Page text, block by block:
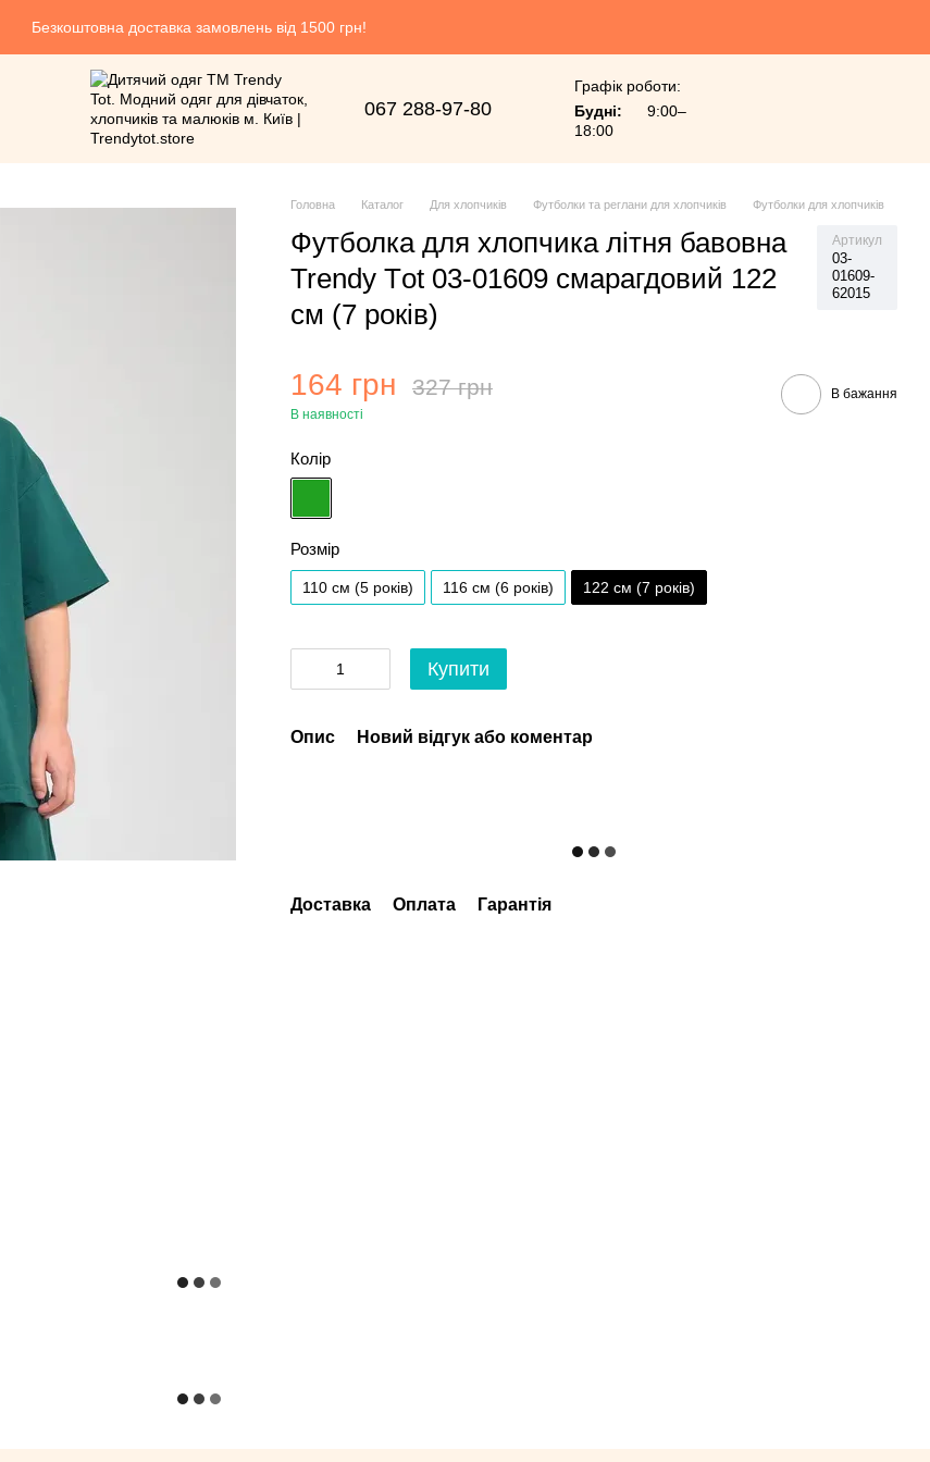
Безкоштовна доставка замовлень від 1500 грн!
067 288-97-80
Графік роботи:
Будні:
9:00–
18:00
Головна Каталог Для хлопчиків Футболки та реглани для хлопчиків Футболки для хлопчиків
Футболка для хлопчика літня бавовна
Trendy Тot 03-01609 смарагдовий 122
см (7 років)
Артикул
03-
01609-
62015
164 грн 327 грн
В наявності
В бажання
Колір
Розмір
110 см (5 років) 116 см (6 років) 122 см (7 років)
Купити
Опис Новий відгук або коментар
Доставка Оплата Гарантія